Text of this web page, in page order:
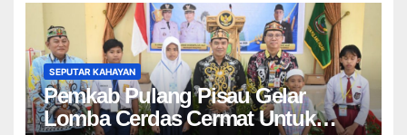
SEPUTAR KAHAYAN
Pemkab Pulang Pisau Gelar
Lomba Cerdas Cermat Untuk